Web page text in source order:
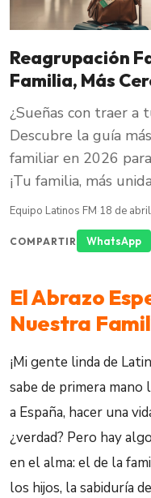
Reagrupación
Familia, Más
¿Sueñas con traer a
Descubre la guía
familiar en 2026
¡Tu familia, más
Equipo Latinos FM·18 de
COMPARTIR WhatsApp
El Abrazo
Nuestra
¡Mi gente linda de
sabe de primera mano
a España, hacer una
¿verdad? Pero hay
en el alma: el de la
los hijos, la sabiduría